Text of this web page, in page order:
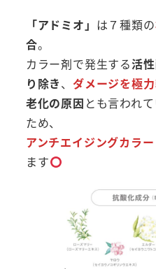
「アドミオ」 は７種類の
合。
カラー剤で発生する活
り除き、 ダメージを極力
老化の原因 とも言われ
ため、
アンチエイジングカラー
ます